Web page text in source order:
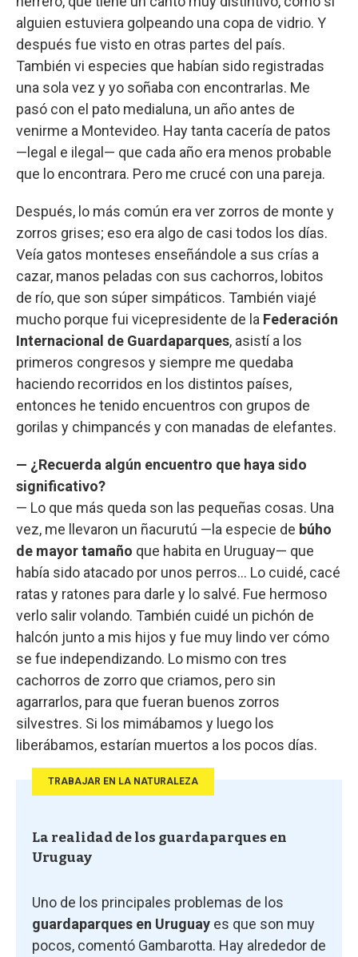
alguien estuviera golpeando una copa de vidrio. Y
después fue visto en otras partes del país.
También vi especies que habían sido registradas
una sola vez y yo soñaba con encontrarlas. Me
pasó con el pato medialuna, un año antes de
venirme a Montevideo. Hay tanta cacería de patos
—legal e ilegal— que cada año era menos probable
que lo encontrara. Pero me crucé con una pareja.
Después, lo más común era ver zorros de monte y
zorros grises; eso era algo de casi todos los días.
Veía gatos monteses enseñándole a sus crías a
cazar, manos peladas con sus cachorros, lobitos
de río, que son súper simpáticos. También viajé
mucho porque fui vicepresidente de la Federación
Internacional de Guardaparques, asistí a los
primeros congresos y siempre me quedaba
haciendo recorridos en los distintos países,
entonces he tenido encuentros con grupos de
gorilas y chimpancés y con manadas de elefantes.
— ¿Recuerda algún encuentro que haya sido
significativo?
— Lo que más queda son las pequeñas cosas. Una
vez, me llevaron un ñacurutú —la especie de búho
de mayor tamaño que habita en Uruguay— que
había sido atacado por unos perros… Lo cuidé, cacé
ratas y ratones para darle y lo salvé. Fue hermoso
verlo salir volando. También cuidé un pichón de
halcón junto a mis hijos y fue muy lindo ver cómo
se fue independizando. Lo mismo con tres
cachorros de zorro que criamos, pero sin
agarrarlos, para que fueran buenos zorros
silvestres. Si los mimábamos y luego los
liberábamos, estarían muertos a los pocos días.
TRABAJAR EN LA NATURALEZA
La realidad de los guardaparques en
Uruguay
Uno de los principales problemas de los
guardaparques en Uruguay es que son muy
pocos, comentó Gambarotta. Hay alrededor de